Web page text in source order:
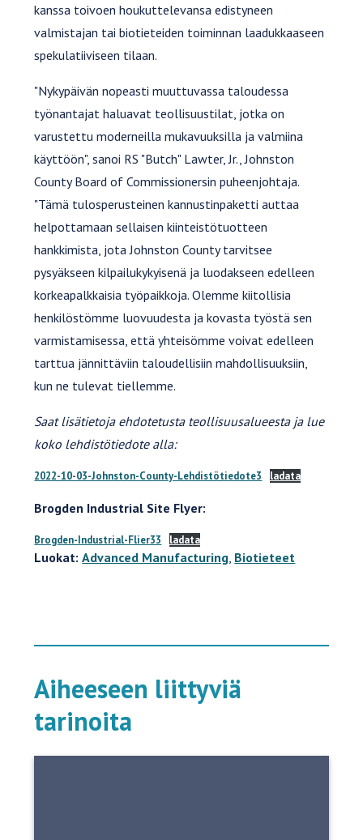
kanssa toivoen houkuttelevansa edistyneen
valmistajan tai biotieteiden toiminnan laadukkaaseen
spekulatiiviseen tilaan.
"Nykypäivän nopeasti muuttuvassa taloudessa
työnantajat haluavat teollisuustilat, jotka on
varustettu moderneilla mukavuuksilla ja valmiina
käyttöön", sanoi RS "Butch" Lawter, Jr., Johnston
County Board of Commissionersin puheenjohtaja.
"Tämä tulosperusteinen kannustinpaketti auttaa
helpottamaan sellaisen kiinteistötuotteen
hankkimista, jota Johnston County tarvitsee
pysyäkseen kilpailukykyisenä ja luodakseen edelleen
korkeapalkkaisia työpaikkoja. Olemme kiitollisia
henkilöstömme luovuudesta ja kovasta työstä sen
varmistamisessa, että yhteisömme voivat edelleen
tarttua jännittäviin taloudellisiin mahdollisuuksiin,
kun ne tulevat tiellemme.
Saat lisätietoja ehdotetusta teollisuusalueesta ja lue
koko lehdistötiedote alla:
2022-10-03-Johnston-County-Lehdistötiedote3 ladata
Brogden Industrial Site Flyer:
Brogden-Industrial-Flier33 ladata
Luokat: Advanced Manufacturing Biotieteet
Aiheeseen liittyviä
tarinoita